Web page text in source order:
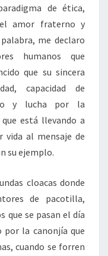
de ética,
amor fraterno y
me declaro
humanos que
que su sincera
capacidad de
y lucha por la
está llevando a
vida al mensaje de
su ejemplo.
cloacas donde
de pacotilla,
que se pasan el día
por la canonjía que
cuando se forren